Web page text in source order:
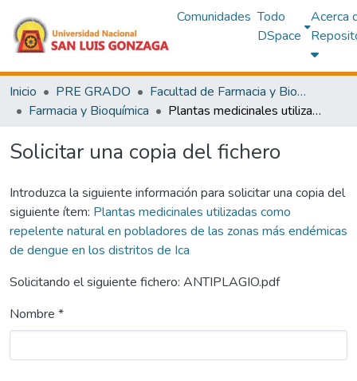
Comunidades Todo
DSpace
Acerca
Inicio PRE GRADO
Facultad de Farmacia y Bioquímica
Farmacia y Bioquímica
Plantas medicinales utilizadas como repelente natural en pobladores de las zonas más endémicas de dengue en los distritos de Ica
Solicitar una copia del fichero
Introduzca la siguiente información para solicitar una copia del
siguiente ítem: Plantas medicinales utilizadas como
repelente natural en pobladores de las zonas más endémicas
de dengue en los distritos de Ica
Solicitando el siguiente fichero: ANTIPLAGIO.pdf
Nombre *